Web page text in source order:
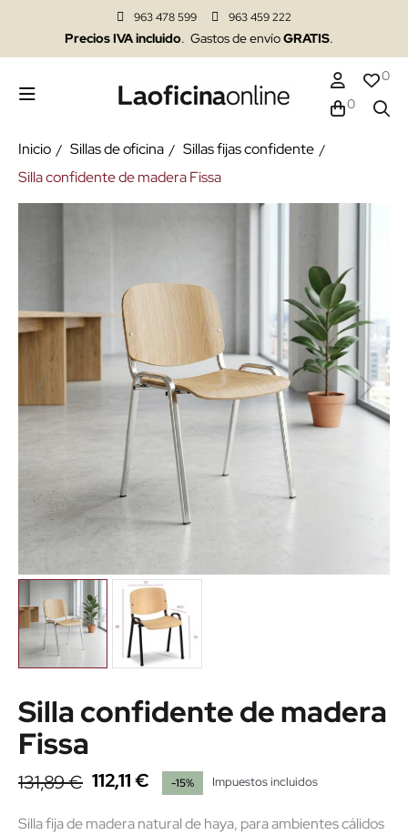
963 478 599 963 459 222
Precios IVA incluido. Gastos de envíoGRATIS.
0
0
Inicio Sillas de oficina
Sillas fijas confidente
Silla confidente de madera Fissa
Silla confidente de madera
Fissa
131,89 € 112,11 € -15% Impuestos incluidos
Silla fija de madera natural de haya, para ambientes cálidos